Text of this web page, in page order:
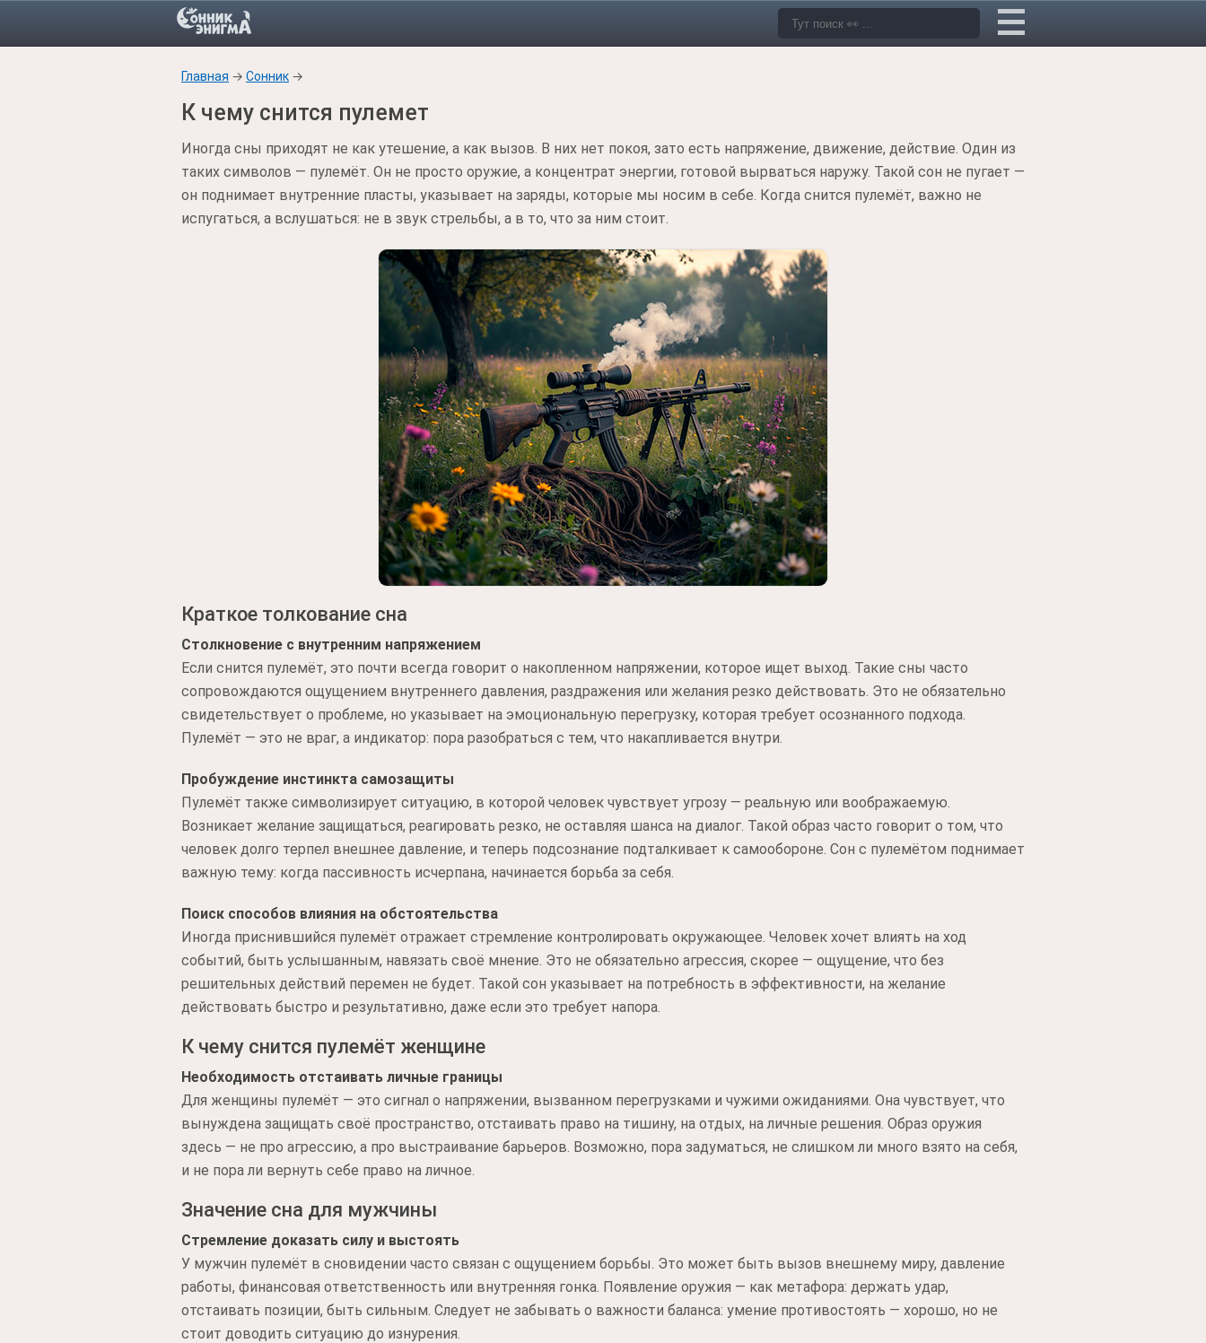
Главная → Сонник →
К чему снится пулемет
Иногда сны приходят не как утешение, а как вызов. В них нет покоя, зато есть напряжение, движение, действие. Один из
таких символов — пулемёт. Он не просто оружие, а концентрат энергии, готовой вырваться наружу. Такой сон не пугает —
он поднимает внутренние пласты, указывает на заряды, которые мы носим в себе. Когда снится пулемёт, важно не
испугаться, а вслушаться: не в звук стрельбы, а в то, что за ним стоит.
Краткое толкование сна
Столкновение с внутренним напряжением
Если снится пулемёт, это почти всегда говорит о накопленном напряжении, которое ищет выход. Такие сны часто
сопровождаются ощущением внутреннего давления, раздражения или желания резко действовать. Это не обязательно
свидетельствует о проблеме, но указывает на эмоциональную перегрузку, которая требует осознанного подхода.
Пулемёт — это не враг, а индикатор: пора разобраться с тем, что накапливается внутри.
Пробуждение инстинкта самозащиты
Пулемёт также символизирует ситуацию, в которой человек чувствует угрозу — реальную или воображаемую.
Возникает желание защищаться, реагировать резко, не оставляя шанса на диалог. Такой образ часто говорит о том, что
человек долго терпел внешнее давление, и теперь подсознание подталкивает к самообороне. Сон с пулемётом поднимает
важную тему: когда пассивность исчерпана, начинается борьба за себя.
Поиск способов влияния на обстоятельства
Иногда приснившийся пулемёт отражает стремление контролировать окружающее. Человек хочет влиять на ход
событий, быть услышанным, навязать своё мнение. Это не обязательно агрессия, скорее — ощущение, что без
решительных действий перемен не будет. Такой сон указывает на потребность в эффективности, на желание
действовать быстро и результативно, даже если это требует напора.
К чему снится пулемёт женщине
Необходимость отстаивать личные границы
Для женщины пулемёт — это сигнал о напряжении, вызванном перегрузками и чужими ожиданиями. Она чувствует, что
вынуждена защищать своё пространство, отстаивать право на тишину, на отдых, на личные решения. Образ оружия
здесь — не про агрессию, а про выстраивание барьеров. Возможно, пора задуматься, не слишком ли много взято на себя,
и не пора ли вернуть себе право на личное.
Значение сна для мужчины
Стремление доказать силу и выстоять
У мужчин пулемёт в сновидении часто связан с ощущением борьбы. Это может быть вызов внешнему миру, давление
работы, финансовая ответственность или внутренняя гонка. Появление оружия — как метафора: держать удар,
отстаивать позиции, быть сильным. Следует не забывать о важности баланса: умение противостоять — хорошо, но не
стоит доводить ситуацию до изнурения.